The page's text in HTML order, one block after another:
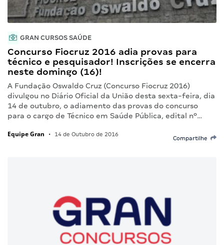
GRAN CURSOS SAÚDE
Concurso Fiocruz 2016 adia provas para
técnico e pesquisador! Inscrições se encerra
neste domingo (16)!
A Fundação Oswaldo Cruz (Concurso Fiocruz 2016)
divulgou no Diário Oficial da União desta sexta-feira, dia
14 de outubro, o adiamento das provas do concurso
para o cargo de Técnico em Saúde Pública, edital nº…
Equipe Gran • 14 de Outubro de 2016
Compartilhe